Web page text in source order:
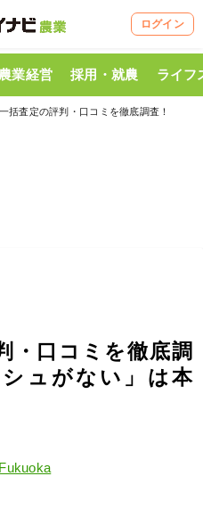
ログイン
農業経営 採用・就農 ライフ
括査定の評判・口コミを徹底調査！
・口コミを徹底調
ュがない」は本